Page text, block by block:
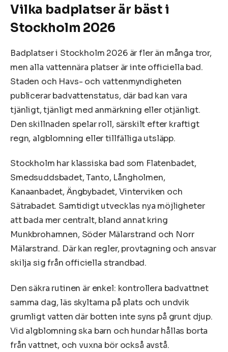
Vilka badplatser är bäst i
Stockholm 2026
Badplatser i Stockholm 2026 är fler än många tror,
men alla vattennära platser är inte officiella bad.
Staden och Havs- och vattenmyndigheten
publicerar badvattenstatus, där bad kan vara
tjänligt, tjänligt med anmärkning eller otjänligt.
Den skillnaden spelar roll, särskilt efter kraftigt
regn, algblomning eller tillfälliga utsläpp.
Stockholm har klassiska bad som Flatenbadet,
Smedsuddsbadet, Tanto, Långholmen,
Kanaanbadet, Ängbybadet, Vinterviken och
Sätrabadet. Samtidigt utvecklas nya möjligheter
att bada mer centralt, bland annat kring
Munkbrohamnen, Söder Mälarstrand och Norr
Mälarstrand. Där kan regler, provtagning och ansvar
skilja sig från officiella strandbad.
Den säkra rutinen är enkel: kontrollera badvattnet
samma dag, läs skyltarna på plats och undvik
grumligt vatten där botten inte syns på grunt djup.
Vid algblomning ska barn och hundar hållas borta
från vattnet, och vuxna bör också avstå.